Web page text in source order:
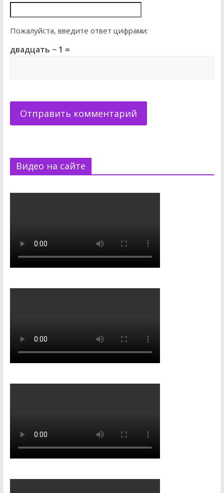
Пожалуйста, введите ответ цифрами:
двадцать − 1 =
Видео на сайте